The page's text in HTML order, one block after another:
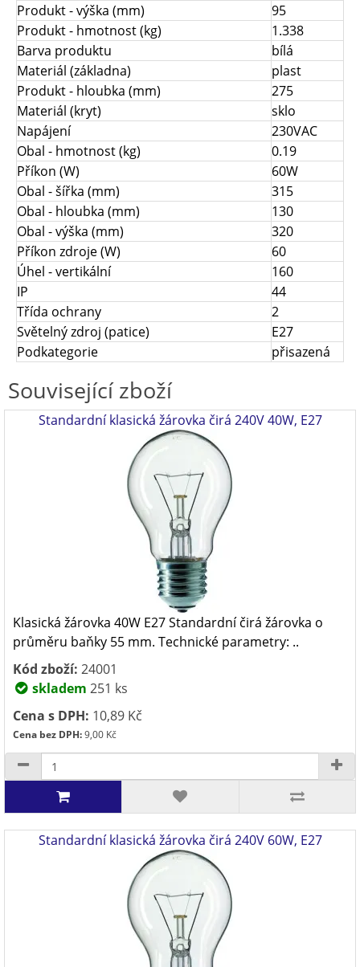
Produkt - výška (mm)
95
Produkt - hmotnost (kg)
1.338
Barva produktu
bílá
Materiál (základna)
plast
Produkt - hloubka (mm)
275
Materiál (kryt)
sklo
Napájení
230VAC
Obal - hmotnost (kg)
0.19
Příkon (W)
60W
Obal - šířka (mm)
315
Obal - hloubka (mm)
130
Obal - výška (mm)
320
Příkon zdroje (W)
60
Úhel - vertikální
160
IP
44
Třída ochrany
2
Světelný zdroj (patice)
E27
Podkategorie
přisazená
Související zboží
Standardní klasická žárovka čirá 240V 40W, E27
Klasická žárovka 40W E27 Standardní čirá žárovka o
průměru baňky 55 mm. Technické parametry: ..
Kód zboží: 24001
skladem 251 ks
Cena s DPH: 10,89 Kč
Cena bez DPH:9,00 Kč
Standardní klasická žárovka čirá 240V 60W, E27